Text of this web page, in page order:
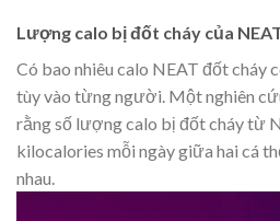
Lượng calo bị đốt cháy của
Có bao nhiêu calo NEAT đốt cháy
tùy vào từng người. Một nghiên
rằng số lượng calo bị đốt cháy từ
kilocalories mỗi ngày giữa hai cá
nhau.